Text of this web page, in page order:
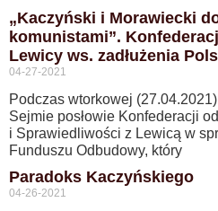
„Kaczyński i Morawiecki
komunistami”.
Lewicy ws. zadłużenia
04-27-2021
Podczas wtorkowej
Sejmie posłowie Konfederacji
i Sprawiedliwości z Lewicą w
Funduszu Odbudowy, który
Paradoks Kaczyńskiego
04-26-2021